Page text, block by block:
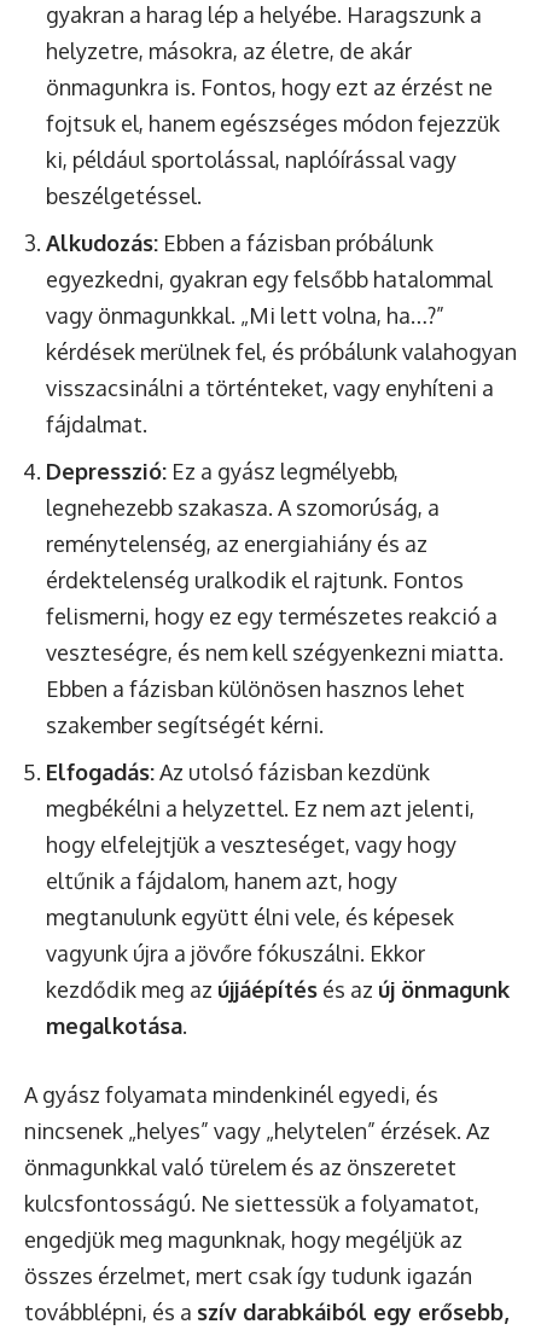
gyakran a harag lép a helyébe. Haragszunk a
helyzetre, másokra, az életre, de akár
önmagunkra is. Fontos, hogy ezt az érzést ne
fojtsuk el, hanem egészséges módon fejezzük
ki, például sportolással, naplóírással vagy
beszélgetéssel.
Alkudozás: Ebben a fázisban próbálunk
egyezkedni, gyakran egy felsőbb hatalommal
vagy önmagunkkal. „Mi lett volna, ha…?”
kérdések merülnek fel, és próbálunk valahogyan
visszacsinálni a történteket, vagy enyhíteni a
fájdalmat.
Depresszió: Ez a gyász legmélyebb,
legnehezebb szakasza. A szomorúság, a
reménytelenség, az energiahiány és az
érdektelenség uralkodik el rajtunk. Fontos
felismerni, hogy ez egy természetes reakció a
veszteségre, és nem kell szégyenkezni miatta.
Ebben a fázisban különösen hasznos lehet
szakember segítségét kérni.
Elfogadás:Az utolsó fázisban kezdünk
megbékélni a helyzettel. Ez nem azt jelenti,
hogy elfelejtjük a veszteséget, vagy hogy
eltűnik a fájdalom, hanem azt, hogy
megtanulunk együtt élni vele, és képesek
vagyunk újra a jövőre fókuszálni. Ekkor
kezdődik meg az újjáépítés és az új önmagunk
megalkotása.
A gyász folyamata mindenkinél egyedi, és
nincsenek „helyes” vagy „helytelen” érzések. Az
önmagunkkal való türelem és az önszeretet
kulcsfontosságú. Ne siettessük a folyamatot,
engedjük meg magunknak, hogy megéljük az
összes érzelmet, mert csak így tudunk igazán
továbblépni, és a szív darabkáiból egy erősebb,